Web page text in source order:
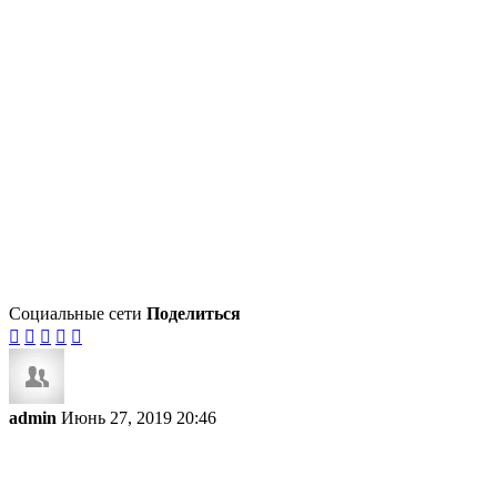
Социальные сети Поделиться
    
admin Июнь 27, 2019 20:46